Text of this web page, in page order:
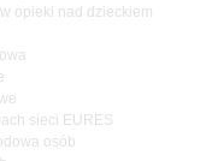
opieki nad dzieckiem
sieci EURES
osób